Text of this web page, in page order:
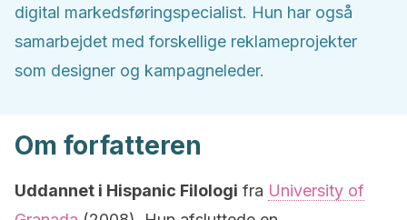
digital markedsføringspecialist. Hun har også
samarbejdet med forskellige reklameprojekter
som designer og kampagneleder.
Om forfatteren
Uddannet i Hispanic Filologi fra University of